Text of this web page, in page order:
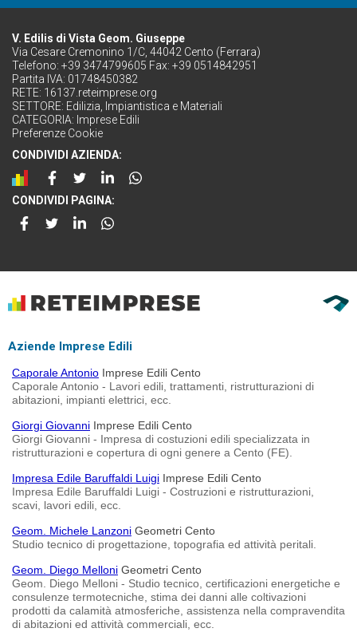
V. Edilis di Vista Geom. Giuseppe
Via Cesare Cremonino 1/C, 44042 Cento (Ferrara)
Telefono: +39 3474799605 Fax: +39 0514842951
Partita IVA: 01748450382
RETE: 16137.reteimprese.org
SETTORE: Edilizia, Impiantistica e Materiali
CATEGORIA: Imprese Edili
Preferenze Cookie
CONDIVIDI AZIENDA:
CONDIVIDI PAGINA:
Aziende Imprese Edili
Caporale Antonio Imprese Edili Cento
Caporale Antonio - Lavori edili, trattamenti, ristrutturazioni di
abitazioni, impianti elettrici, ecc.
Giorgi Giovanni Imprese Edili Cento
Giorgi Giovanni - Impresa di costuzioni edili specializzata in
ristrutturazioni e copertura di ogni genere a Cento (FE).
Impresa Edile Baruffaldi Luigi Imprese Edili Cento
Impresa Edile Baruffaldi Luigi - Costruzioni e ristrutturazioni,
scavi, lavori edili, ecc.
Geom. Michele Lanzoni Geometri Cento
Studio tecnico di progettazione, topografia ed attività peritali.
Geom. Diego Melloni Geometri Cento
Geom. Diego Melloni - Studio tecnico, certificazioni energetiche e
consulenze termotecniche, stima dei danni alle coltivazioni
prodotti da calamità atmosferiche, assistenza nella compravendita
di abitazioni ed attività commerciali, ecc.